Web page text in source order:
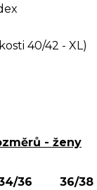
40/42 - XL)
- ženy
36 36/38